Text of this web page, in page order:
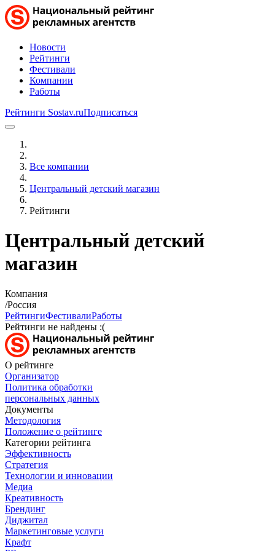
Новости
Рейтинги
Фестивали
Компании
Работы
Рейтинги Sostav.ruПодписаться
Все компании
Центральный детский магазин
Рейтинги
Центральный детский
магазин
Компания
/Россия
РейтингиФестивалиРаботы
Рейтинги не найдены :(
О рейтинге
Организатор
Политика обработки
персональных данных
Документы
Методология
Положение о рейтинге
Категории рейтинга
Эффективность
Стратегия
Технологии и инновации
Медиа
Креативность
Брендинг
Диджитал
Маркетинговые услуги
Крафт